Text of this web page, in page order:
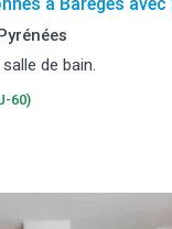
de bain.
60)